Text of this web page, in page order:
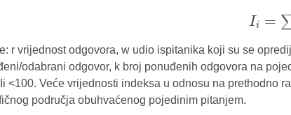
Ii= z
r vrijednost odgovora, w udio ispitanika koji su se
odabrani odgovor, k broj ponuđenih odgovora na
<100. Veće vrijednosti indeksa u odnosu na prethodno
područja obuhvaćenog pojedinim pitanjem.